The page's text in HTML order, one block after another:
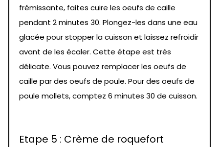
frémissante, faites cuire les oeufs de caille
pendant 2 minutes 30. Plongez-les dans une eau
glacée pour stopper la cuisson et laissez refroidir
avant de les écaler. Cette étape est très
délicate. Vous pouvez remplacer les oeufs de
caille par des oeufs de poule. Pour des oeufs de
poule mollets, comptez 6 minutes 30 de cuisson.
Etape 5 : Crème de roquefort